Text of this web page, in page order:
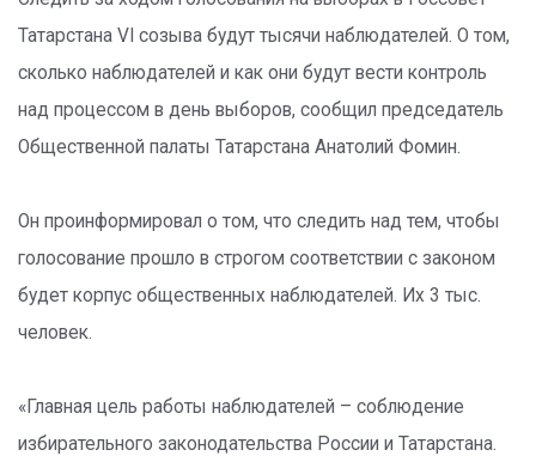
Татарстана VI созыва будут тысячи наблюдателей. О том,
сколько наблюдателей и как они будут вести контроль
над процессом в день выборов, сообщил председатель
Общественной палаты Татарстана Анатолий Фомин.
Он проинформировал о том, что следить над тем, чтобы
голосование прошло в строгом соответствии с законом
будет корпус общественных наблюдателей. Их 3 тыс.
человек.
«Главная цель работы наблюдателей – соблюдение
избирательного законодательства России и Татарстана.